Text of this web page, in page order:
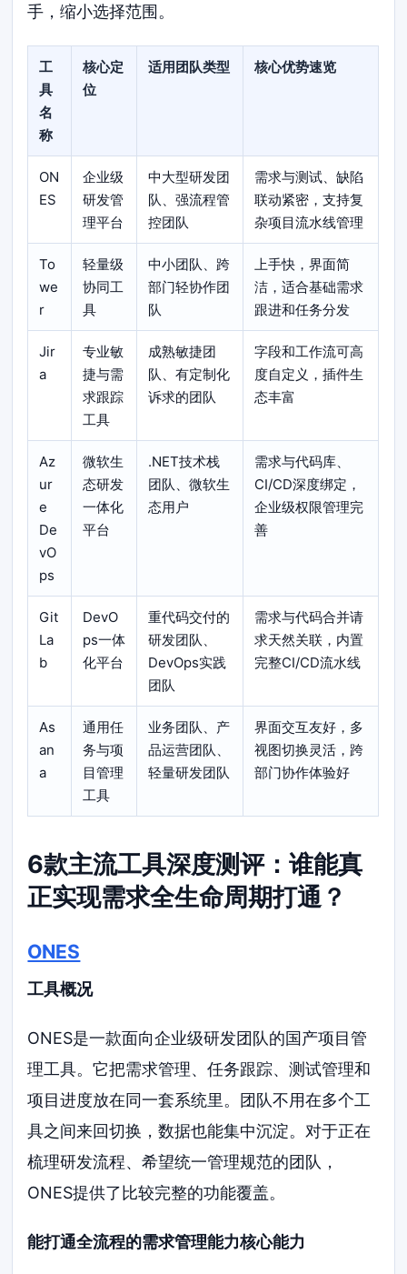
手，缩小选择范围。
工
具
名
称
核心定
位
适用团队类型 核心优势速览
ON
ES
企业级
研发管
理平台
中大型研发团
队、强流程管
控团队
需求与测试、缺陷
联动紧密，支持复
杂项目流水线管理
To
we
r
轻量级
协同工
具
中小团队、跨
部门轻协作团
队
上手快，界面简
洁，适合基础需求
跟进和任务分发
Jir
a
专业敏
捷与需
求跟踪
工具
成熟敏捷团
队、有定制化
诉求的团队
字段和工作流可高
度自定义，插件生
态丰富
Az
ur
e
De
vO
ps
微软生
态研发
一体化
平台
.NET技术栈
团队、微软生
态用户
需求与代码库、
CI/CD深度绑定，
企业级权限管理完
善
Git
La
b
DevO
ps一体
化平台
重代码交付的
研发团队、
DevOps实践
团队
需求与代码合并请
求天然关联，内置
完整CI/CD流水线
As
an
a
通用任
务与项
目管理
工具
业务团队、产
品运营团队、
轻量研发团队
界面交互友好，多
视图切换灵活，跨
部门协作体验好
6款主流工具深度测评：谁能真
正实现需求全生命周期打通？
ONES
工具概况
ONES是一款面向企业级研发团队的国产项目管
理工具。它把需求管理、任务跟踪、测试管理和
项目进度放在同一套系统里。团队不用在多个工
具之间来回切换，数据也能集中沉淀。对于正在
梳理研发流程、希望统一管理规范的团队，
ONES提供了比较完整的功能覆盖。
能打通全流程的需求管理能力核心能力